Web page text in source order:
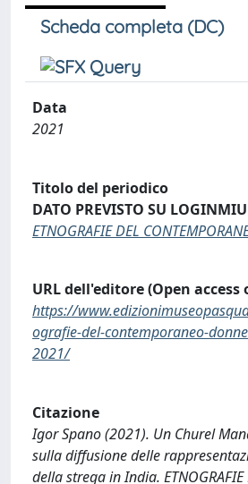
Scheda completa (DC)
Data
2021
Titolo del periodico
DATO PREVISTO SU
ETNOGRAFIE DEL
URL dell'editore (Open access
https://
ografie-del-contemporaneo-
2021/
Citazione
Igor Spano (2021). Un Churel
sulla diffusione delle
della strega in India. ETNOGRAFIE